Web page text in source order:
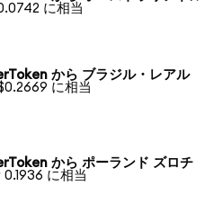
に相当
から ブラジル・レアル
に相当
から ポーランド ズロチ
0.1936 に相当